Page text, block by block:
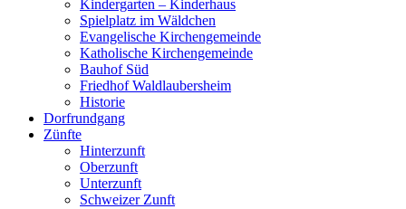
Kindergarten – Kinderhaus
Spielplatz im Wäldchen
Evangelische Kirchengemeinde
Katholische Kirchengemeinde
Bauhof Süd
Friedhof Waldlaubersheim
Historie
Dorfrundgang
Zünfte
Hinterzunft
Oberzunft
Unterzunft
Schweizer Zunft